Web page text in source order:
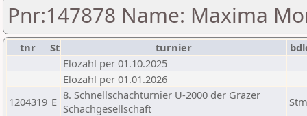
Pnr:147878 Name: Maxima
tnr St turnier
Elozahl per 01.10.2025
Elozahl per 01.01.2026
1204319 E 8. Schnellschachturnier U-2000 der Grazer
Schachgesellschaft